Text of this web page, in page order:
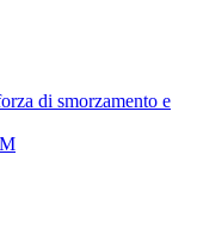
di smorzamento e